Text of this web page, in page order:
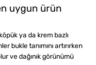
uygun ürün
ya da krem bazlı
bukle tanımını artırırken
ve dağınık görünümü